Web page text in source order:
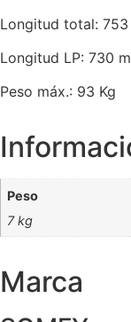
Longitud total: 753
Longitud LP: 730
Peso máx.: 93 Kg
Peso
7 kg
Marca